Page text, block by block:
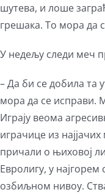
шутева, и лоше
грешака. То мора да
У недељу следи меч
– Да би се добила та
мора да се исправи.
Играју веома
играчице из
причали о њиховој
Евролигу, у најгорем
озбиљном нивоу.